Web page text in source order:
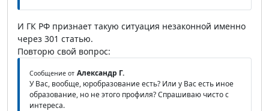
И ГК РФ признает такую ситуация незаконной именно
через 301 статью.
Повторю свой вопрос:
Сообщение от Александр Г.
У Вас, вообще, юробразование есть? Или у Вас есть иное
образование, но не этого профиля? Спрашиваю чисто с
интереса.